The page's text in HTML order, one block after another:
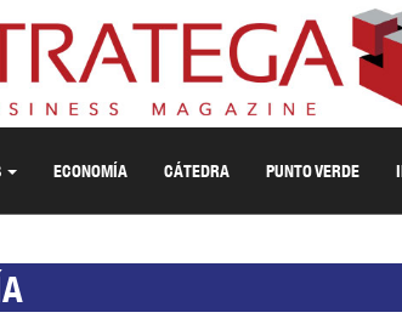
ECONOMÍA CÁTEDRA PUNTO VERDE